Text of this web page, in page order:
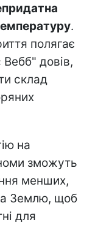
.
полягає
довів,
склад
на
зможуть
менших,
Землю, щоб
для